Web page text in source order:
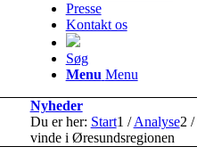
Presse
Kontakt os
Søg
Menu Menu
Nyheder
Du er her: Start1 / Analyse2 /
vinde i Øresundsregionen